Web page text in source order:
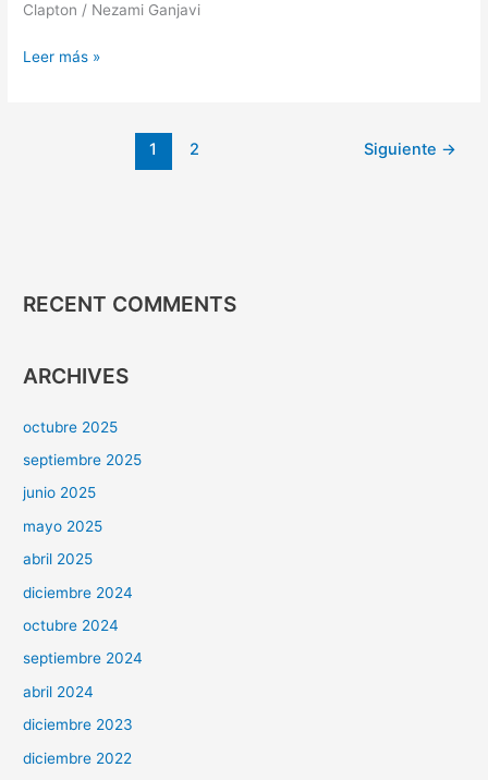
Clapton / Nezami Ganjavi
Leer más »
1 2 Siguiente →
RECENT COMMENTS
ARCHIVES
octubre 2025
septiembre 2025
junio 2025
mayo 2025
abril 2025
diciembre 2024
octubre 2024
septiembre 2024
abril 2024
diciembre 2023
diciembre 2022